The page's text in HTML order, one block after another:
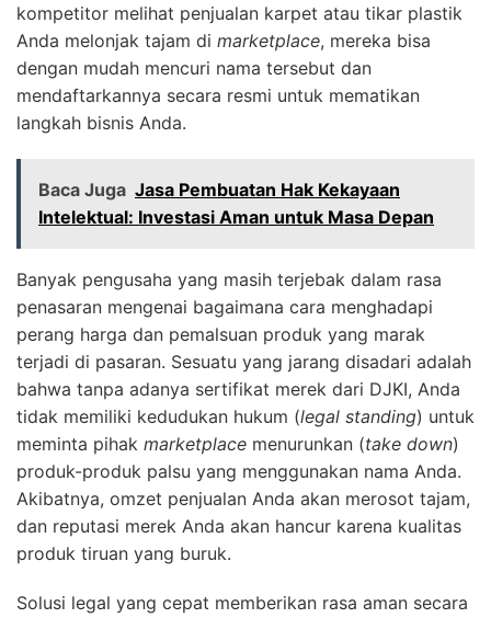
kompetitor melihat penjualan karpet atau tikar plastik
Anda melonjak tajam di marketplace, mereka bisa
dengan mudah mencuri nama tersebut dan
mendaftarkannya secara resmi untuk mematikan
langkah bisnis Anda.
Baca Juga Jasa Pembuatan Hak Kekayaan
Intelektual: Investasi Aman untuk Masa Depan
Banyak pengusaha yang masih terjebak dalam rasa
penasaran mengenai bagaimana cara menghadapi
perang harga dan pemalsuan produk yang marak
terjadi di pasaran. Sesuatu yang jarang disadari adalah
bahwa tanpa adanya sertifikat merek dari DJKI, Anda
tidak memiliki kedudukan hukum (legal standing) untuk
meminta pihak marketplace menurunkan (take down)
produk-produk palsu yang menggunakan nama Anda.
Akibatnya, omzet penjualan Anda akan merosot tajam,
dan reputasi merek Anda akan hancur karena kualitas
produk tiruan yang buruk.
Solusi legal yang cepat memberikan rasa aman secara